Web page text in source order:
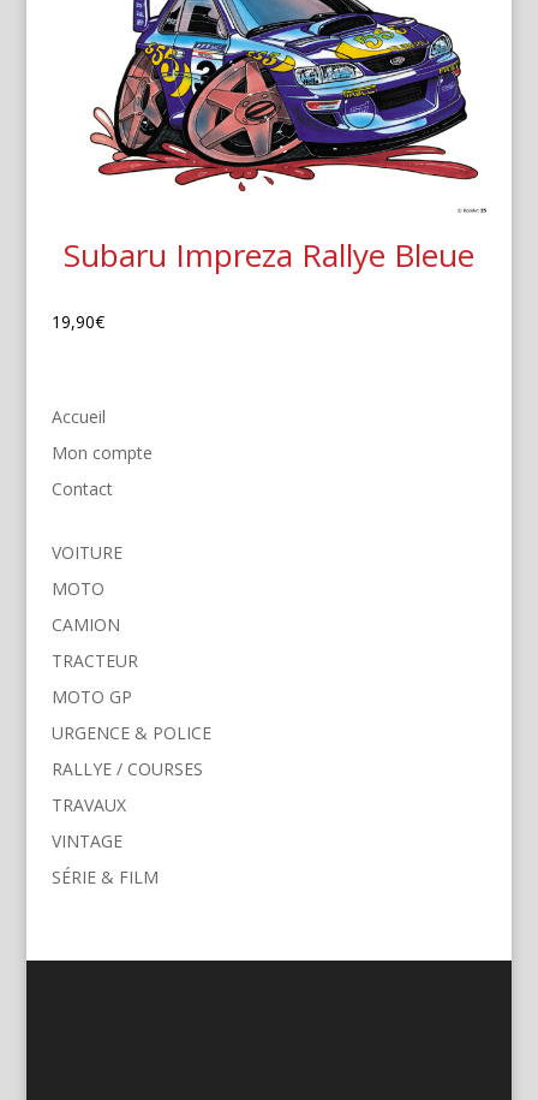
Subaru Impreza Rallye Bleue
19,90€
Accueil
Mon compte
Contact
VOITURE
MOTO
CAMION
TRACTEUR
MOTO GP
URGENCE & POLICE
RALLYE / COURSES
TRAVAUX
VINTAGE
SÉRIE & FILM